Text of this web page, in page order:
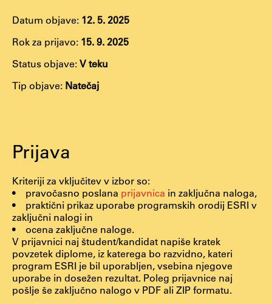
Študij
Predstavitev študija
Urniki
Izbirni moduli EMŠA
Zaključek študija
Mednarodne izmenjave
Študijske prakse
Spletna učilnica
ŠIS (SI)
ŠIS (EN)
Datum objave: 12. 5. 2025
Rok za prijavo: 15. 9. 2025
Status objave:V teku
Tip objave: Natečaj
Prijava
Kriteriji za vključitev v izbor so:
• pravočasno poslana prijavnica in zaključna naloga,
• praktični prikaz uporabe programskih orodij ESRI v
zaključni nalogi in
• ocena zaključne naloge.
V prijavnici naj študent/kandidat napiše kratek
povzetek diplome, iz katerega bo razvidno, kateri
program ESRI je bil uporabljen, vsebina njegove
uporabe in dosežen rezultat. Poleg prijavnice naj
pošlje še zaključno nalogo v PDF ali ZIP formatu.